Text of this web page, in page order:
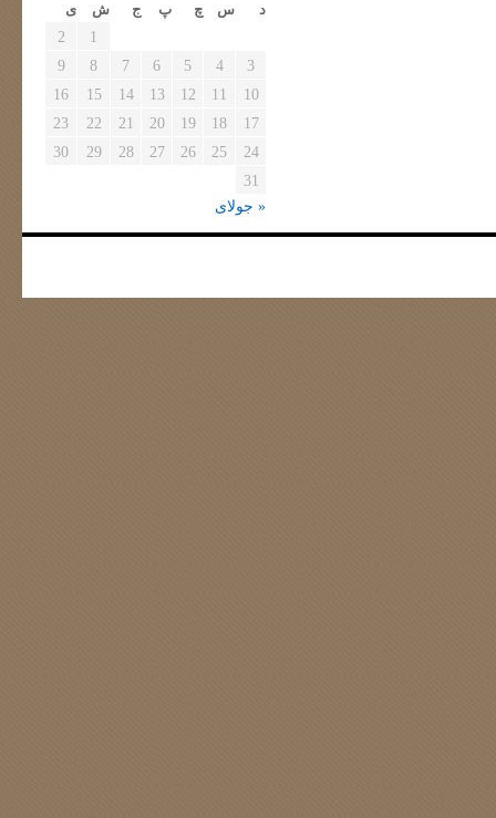
د س چ پ ج ش ی
1
2
3
4
5
6
7
8
9
10
11
12
13
14
15
16
17
18
19
20
21
22
23
24
25
26
27
28
29
30
31
« جولای